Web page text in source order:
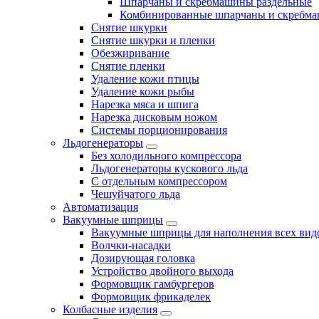
Комбинированные шпарчаны и
Снятие шкурки
Снятие шкурки и пленки
Обезжиривание
Снятие пленки
Удаление кожи птицы
Удаление кожи рыбы
Нарезка мяса и шпига
Нарезка дисковым ножом
Системы порционирования
Льдогенераторы
Без холодильного компрессора
Льдогенераторы кускового льда
С отдельным компрессором
Чешуйчатого льда
Автоматизация
Вакуумные шприцы
Вакуумные шприцы для наполнения всех
Волчки-насадки
Дозирующая головка
Устройство двойного выхода
Формовщик гамбургеров
Формовщик фрикаделек
Колбасные изделия